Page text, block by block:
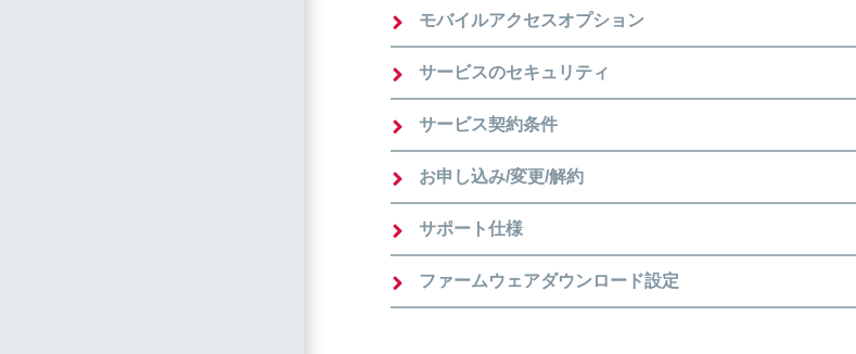
モバイルアクセスオプション
サービスのセキュリティ
サービス契約条件
お申し込み/変更/解約
サポート仕様
ファームウェアダウンロード設定